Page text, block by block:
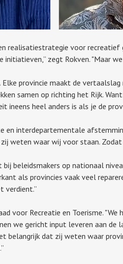
realisatiestrategie voor recreatief
zegt Rokven. "Maar
provincie maakt de vertaalslag
samen op richting het Rijk.
heel anders is als je de
en interdepartementale
weten waar wij voor staan.
beleidsmakers op nationaal
als provincies vaak veel
verdient.”
voor Recreatie en Toerisme. "We
we gericht input leveren aan de
belangrijk dat zij weten waar